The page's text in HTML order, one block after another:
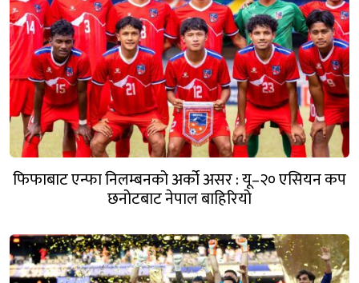
फिफाबाट एन्फा निलम्बनको अर्को असर : यू–२० एसियन कप
छनोटबाट नेपाल बाहिरियो